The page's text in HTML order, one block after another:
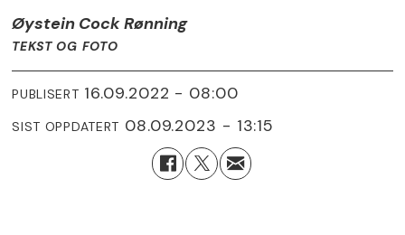
Øystein Cock Rønning
TEKST OG FOTO
PUBLISERT 16.09.2022 - 08:00
SIST OPPDATERT 08.09.2023 - 13:15